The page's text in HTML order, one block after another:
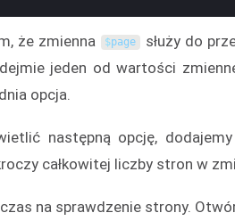
że zmienna $page
służy do
jeden od wartości
opcja.
następną opcję,
całkowitej liczby stron w
na sprawdzenie strony.